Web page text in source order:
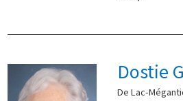
Dostie
De Lac-